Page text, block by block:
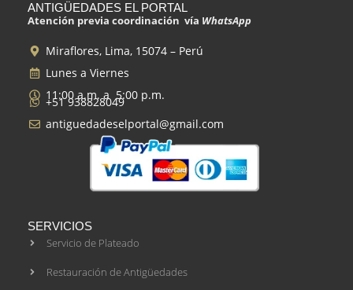
ANTIGÜEDADES EL PORTAL
Atención previa coordinación vía WhatsApp
Miraflores, Lima, 15074 – Perú
Lunes a Viernes
11:00 a.m. a 5:00 p.m.
+51 938828049
antiguedadeselportal@gmail.com
SERVICIOS
Servicio de Plateado
Restauración de Antigüedades